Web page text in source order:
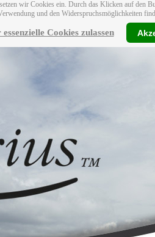
wir Cookies ein. Durch das Klicken auf den
und den Widerspruchsmöglichkeiten
Cookies zulassen